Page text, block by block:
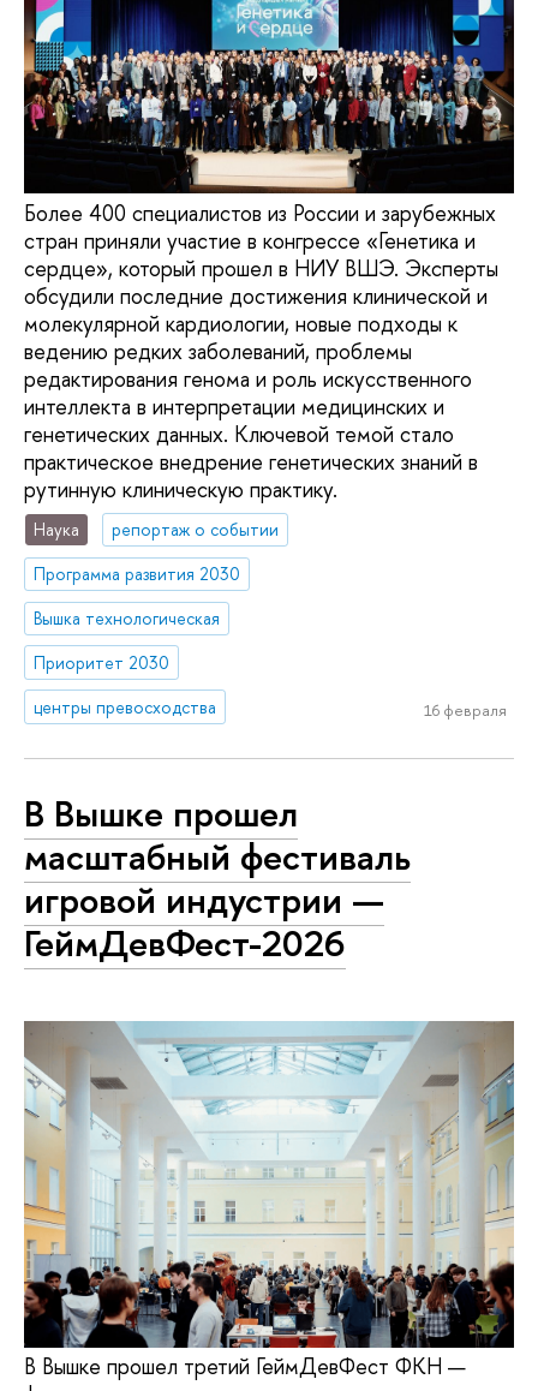
Более 400 специалистов из России и зарубежных
стран приняли участие в конгрессе «Генетика и
сердце», который прошел в НИУ ВШЭ. Эксперты
обсудили последние достижения клинической и
молекулярной кардиологии, новые подходы к
ведению редких заболеваний, проблемы
редактирования генома и роль искусственного
интеллекта в интерпретации медицинских и
генетических данных. Ключевой темой стало
практическое внедрение генетических знаний в
рутинную клиническую практику.
Наука
репортаж о событии
Программа развития 2030
Вышка технологическая
Приоритет 2030
центры превосходства
16 февраля
В Вышке прошел
масштабный фестиваль
игровой индустрии —
ГеймДевФест-2026
В Вышке прошел третий ГеймДевФест ФКН —